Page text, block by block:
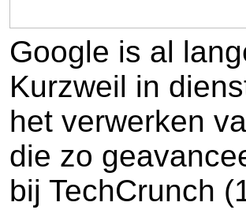
Google is al
Kurzweil in
het verwerken
die zo
bij TechCrunch